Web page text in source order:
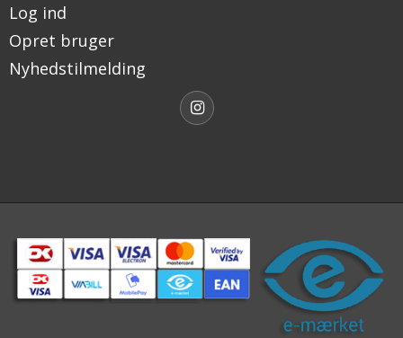
Log ind
Opret bruger
Nyhedstilmelding